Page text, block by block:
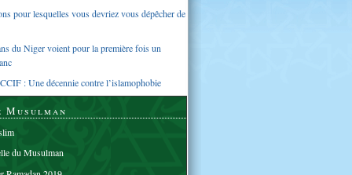
pour lesquelles vous devriez vous dépêcher de
du Niger voient pour la première fois un
: Une décennie contre l’islamophobie
Musulman
du Musulman